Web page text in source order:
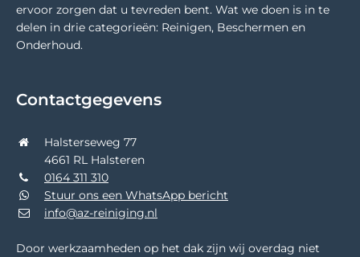
ervoor zorgen dat u tevreden bent. Wat we doen is in te
delen in drie categorieën: Reinigen, Beschermen en
Onderhoud.
Contactgegevens
Halsterseweg 77
4661 RL Halsteren
0164 311 310
Stuur ons een WhatsApp bericht
info@az-reiniging.nl
Door werkzaamheden op het dak zijn wij overdag niet